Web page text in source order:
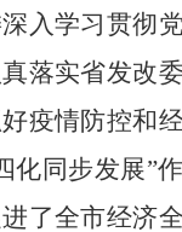
入学习贯彻
落实省发改
疫情防控和
化同步发展”
了全市经济